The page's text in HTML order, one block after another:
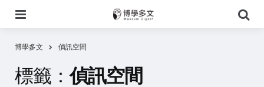
尋
博學多文 偵訊空間
標籤：偵訊空間